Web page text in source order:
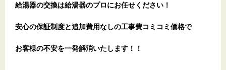
給湯器の交換は給湯器のプロにお任せください！
安心の保証制度と追加費用なしの工事費コミコミ価格で
お客様の不安を一発解消いたします ！！